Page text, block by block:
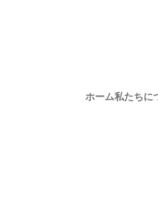
ホーム私たちに